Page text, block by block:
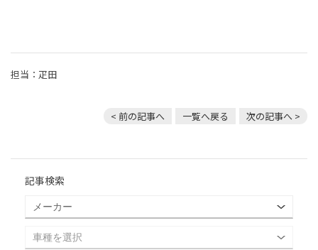
担当：疋田
< 前の記事へ 一覧へ戻る 次の記事へ >
記事検索